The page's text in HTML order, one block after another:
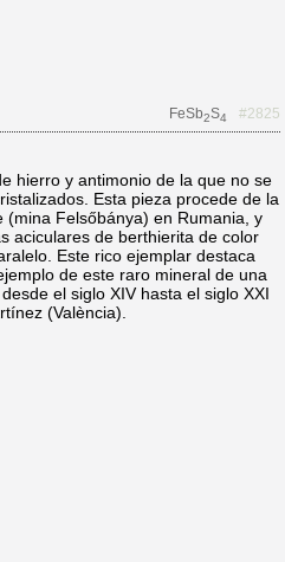
FeSb2S4
#2825
hierro y antimonio de la que no se
Esta pieza procede de la
(mina Felsőbánya) en Rumania, y
aciculares de berthierita de color
Este rico ejemplar destaca
de este raro mineral de una
el siglo XIV hasta el siglo XXI
(València).